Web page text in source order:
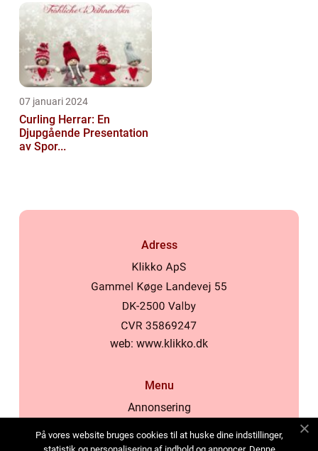
07 januari 2024
Curling Herrar: En
Djupgående Presentation
av Spor...
Adress
web: www.klikko.dk
Menu
Annonsering
Cookies
På vores website bruges cookies til at huske dine indstillinger,